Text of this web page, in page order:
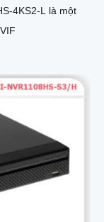
4KS2-L là một